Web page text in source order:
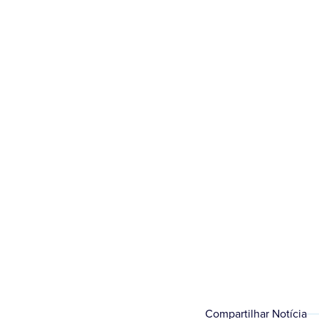
Compartilhar Notícia